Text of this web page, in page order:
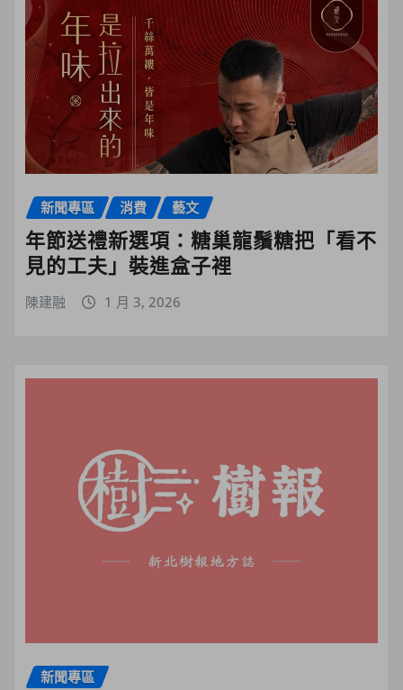
新聞專區 消費 藝文
年節送禮新選項：糖巢龍鬚糖把「看不
見的工夫」裝進盒子裡
陳建融 1 月 3, 2026
新聞專區